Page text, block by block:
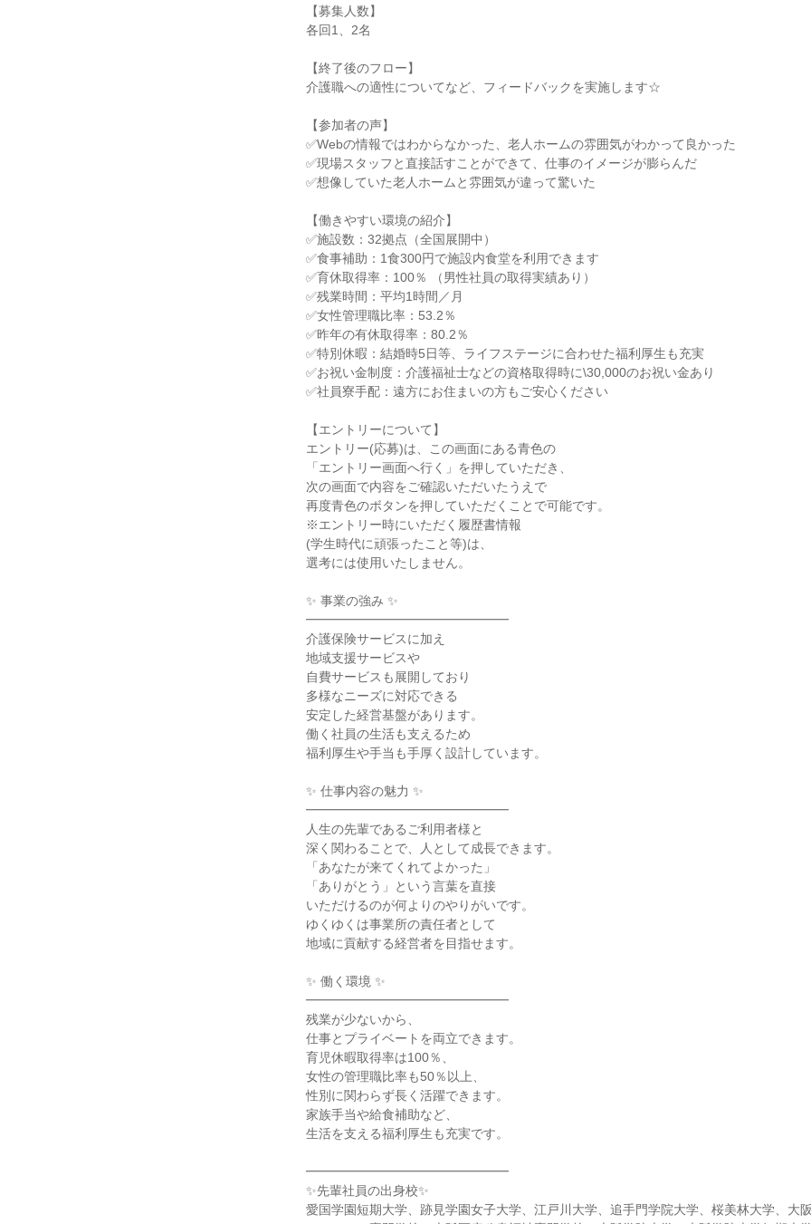
【募集人数】
各回1、2名
【終了後のフロー】
介護職への適性についてなど、フィードバックを実施します☆
【参加者の声】
✅Webの情報ではわからなかった、老人ホームの雰囲気がわかって良かった
✅現場スタッフと直接話すことができて、仕事のイメージが膨らんだ
✅想像していた老人ホームと雰囲気が違って驚いた
【働きやすい環境の紹介】
✅施設数：32拠点（全国展開中）
✅食事補助：1食300円で施設内食堂を利用できます
✅育休取得率：100％ （男性社員の取得実績あり）
✅残業時間：平均1時間／月
✅女性管理職比率：53.2％
✅昨年の有休取得率：80.2％
✅特別休暇：結婚時5日等、ライフステージに合わせた福利厚生も充実
✅お祝い金制度：介護福祉士などの資格取得時に\30,000のお祝い金あり
✅社員寮手配：遠方にお住まいの方もご安心ください
【エントリーについて】
エントリー(応募)は、この画面にある青色の
「エントリー画面へ行く」を押していただき、
次の画面で内容をご確認いただいたうえで
再度青色のボタンを押していただくことで可能です。
※エントリー時にいただく履歴書情報
(学生時代に頑張ったこと等)は、
選考には使用いたしません。
✨ 事業の強み ✨
━━━━━━━━━━━━━━━━
介護保険サービスに加え
地域支援サービスや
自費サービスも展開しており
多様なニーズに対応できる
安定した経営基盤があります。
働く社員の生活も支えるため
福利厚生や手当も手厚く設計しています。
✨ 仕事内容の魅力 ✨
━━━━━━━━━━━━━━━━
人生の先輩であるご利用者様と
深く関わることで、人として成長できます。
「あなたが来てくれてよかった」
「ありがとう」という言葉を直接
いただけるのが何よりのやりがいです。
ゆくゆくは事業所の責任者として
地域に貢献する経営者を目指せます。
✨ 働く環境 ✨
━━━━━━━━━━━━━━━━
残業が少ないから、
仕事とプライベートを両立できます。
育児休暇取得率は100％、
女性の管理職比率も50％以上、
性別に関わらず長く活躍できます。
家族手当や給食補助など、
生活を支える福利厚生も充実です。
━━━━━━━━━━━━━━━━
✨先輩社員の出身校✨
愛国学園短期大学、跡見学園女子大学、江戸川大学、追手門学院大学、桜美林大学、大